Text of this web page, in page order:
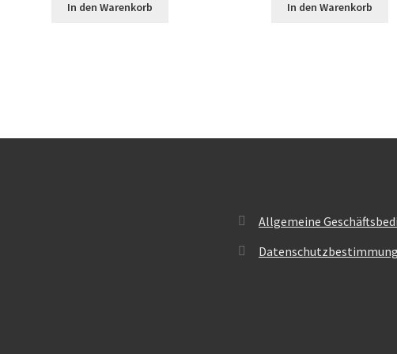
In den Warenkorb In den Warenkorb
Allgemeine